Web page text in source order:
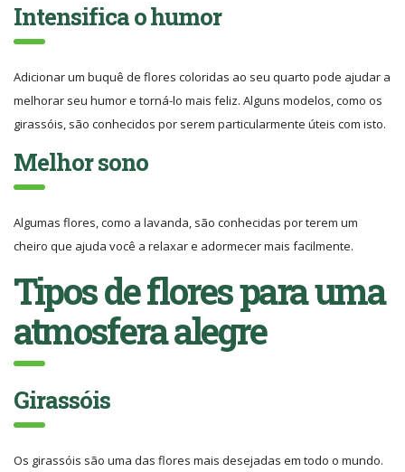
Intensifica o humor
Adicionar um buquê de flores coloridas ao seu quarto pode ajudar a
melhorar seu humor e torná-lo mais feliz. Alguns modelos, como os
girassóis, são conhecidos por serem particularmente úteis com isto.
Melhor sono
Algumas flores, como a lavanda, são conhecidas por terem um
cheiro que ajuda você a relaxar e adormecer mais facilmente.
Tipos de flores para uma
atmosfera alegre
Girassóis
Os girassóis são uma das flores mais desejadas em todo o mundo.